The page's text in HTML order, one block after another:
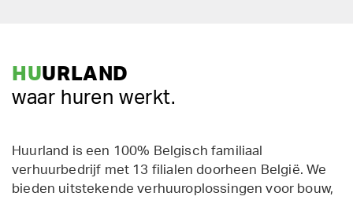
HUURLAND
waar huren werkt.
Huurland is een 100% Belgisch familiaal
verhuurbedrijf met 13 filialen doorheen België. We
bieden uitstekende verhuuroplossingen voor bouw,